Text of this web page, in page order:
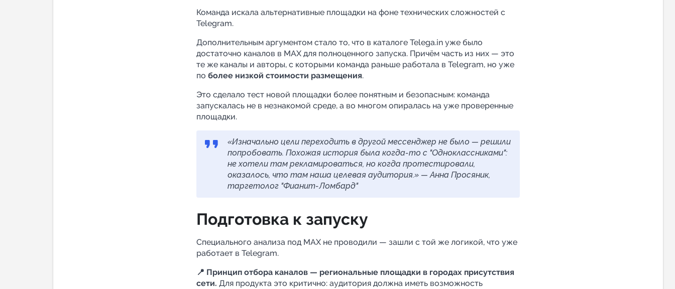
Команда искала альтернативные площадки на фоне технических сложностей с
Telegram.
Дополнительным аргументом стало то, что в каталоге Telega.in уже было
достаточно каналов в MAX для полноценного запуска. Причём часть из них — это
те же каналы и авторы, с которыми команда раньше работала в Telegram, но уже
по более низкой стоимости размещения.
Это сделало тест новой площадки более понятным и безопасным: команда
запускалась не в незнакомой среде, а во многом опиралась на уже проверенные
площадки.
«Изначально цели переходить в другой мессенджер не было — решили
попробовать. Похожая история была когда-то с "Одноклассниками":
не хотели там рекламироваться, но когда протестировали,
оказалось, что там наша целевая аудитория.» — Анна Просяник,
таргетолог "Фианит-Ломбард"
Подготовка к запуску
Специального анализа под MАХ не проводили — зашли с той же логикой, что уже
работает в Telegram.
📍 Принцип отбора каналов — региональные площадки в городах присутствия
сети. Для продукта это критично: аудитория должна иметь возможность